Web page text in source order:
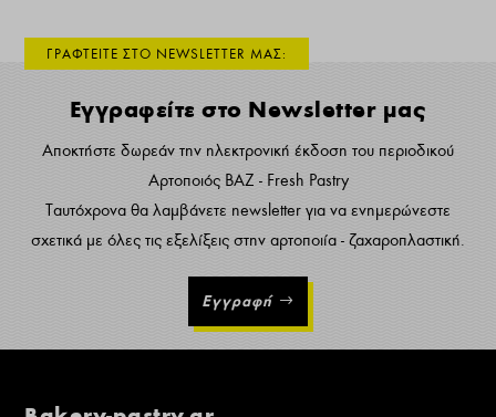
ΓΡΑΦΤΕΙΤΕ ΣΤΟ NEWSLETTER ΜΑΣ:
Εγγραφείτε στο Newsletter μας
Αποκτήστε δωρεάν την ηλεκτρονική έκδοση του περιοδικού
Αρτοποιός ΒΑΖ - Fresh Pastry
Ταυτόχρονα θα λαμβάνετε newsletter για να ενημερώνεστε
σχετικά με όλες τις εξελίξεις στην αρτοποιία - ζαχαροπλαστική.
Εγγραφή